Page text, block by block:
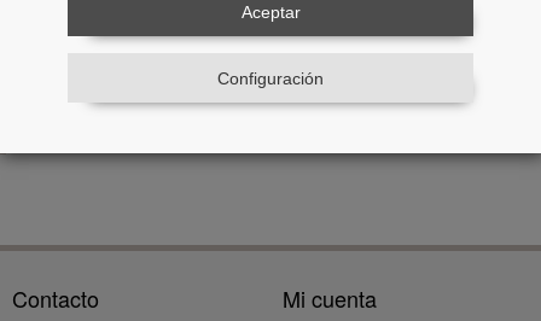
Aceptar
Configuración
Acepto las condiciones legales(Ver)
Contacto Mi cuenta